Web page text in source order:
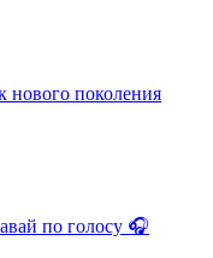
поколения
по голосу 🎧